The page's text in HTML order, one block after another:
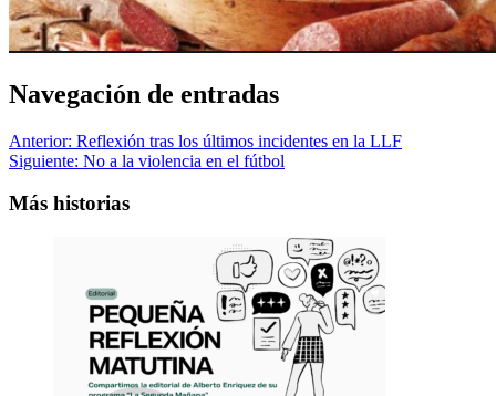
Navegación de entradas
Anterior: Reflexión tras los últimos incidentes en la LLF
Siguiente: No a la violencia en el fútbol
Más historias